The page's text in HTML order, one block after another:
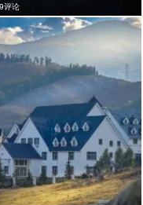
9评论